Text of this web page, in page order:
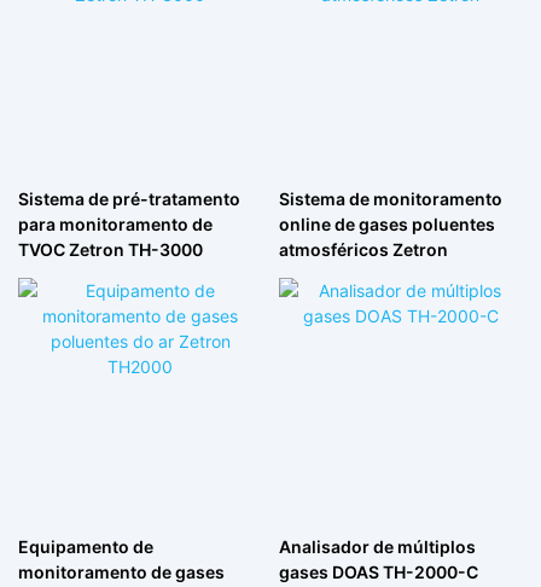
Sistema de pré-tratamento
para monitoramento de
TVOC Zetron TH-3000
Sistema de monitoramento
online de gases poluentes
atmosféricos Zetron
Equipamento de
monitoramento de gases
Analisador de múltiplos
gases DOAS TH-2000-C